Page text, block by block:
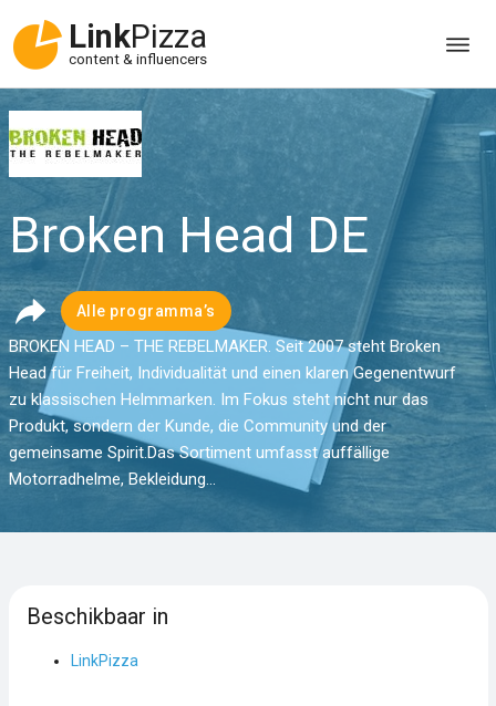
LinkPizza
content & influencers
Broken Head DE
Alle programma’s
BROKEN HEAD – THE REBELMAKER. Seit 2007 steht Broken
Head für Freiheit, Individualität und einen klaren Gegenentwurf
zu klassischen Helmmarken. Im Fokus steht nicht nur das
Produkt, sondern der Kunde, die Community und der
gemeinsame Spirit.Das Sortiment umfasst auffällige
Motorradhelme, Bekleidung...
Beschikbaar in
LinkPizza